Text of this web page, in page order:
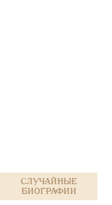
Случайные
биографии